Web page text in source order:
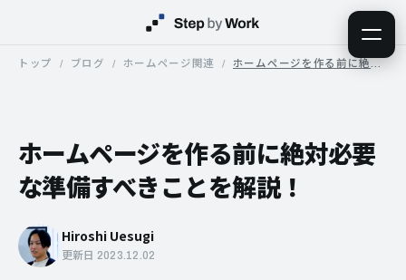
トップ ブログ ホームページ関連
ホームページを作る前に絶対必要
な準備すべきことを解説！
Hiroshi Uesugi
更新日 2023.12.02